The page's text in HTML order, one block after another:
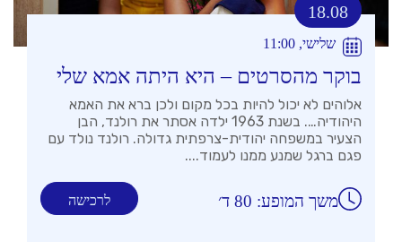
18.08
שלישי, 11:00
בוקר מהסרטים – היא היתה אמא שלי
אלוהים לא יכול להיות בכל מקום ולכן ברא את האמא
היהודיה…. בשנת 1963 ילדה אסתר את רולנד, הבן
הצעיר במשפחה יהודית-צרפתית גדולה. רולנד נולד עם
פגם ברגל שמנע ממנו לעמוד....
לרכישה משך המופע: 80 ד׳